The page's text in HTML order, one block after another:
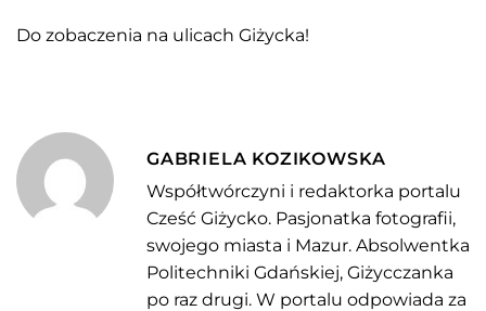
Do zobaczenia na ulicach Giżycka!
GABRIELA KOZIKOWSKA
Współtwórczyni i redaktorka portalu
Cześć Giżycko. Pasjonatka fotografii,
swojego miasta i Mazur. Absolwentka
Politechniki Gdańskiej, Giżycczanka
po raz drugi. W portalu odpowiada za